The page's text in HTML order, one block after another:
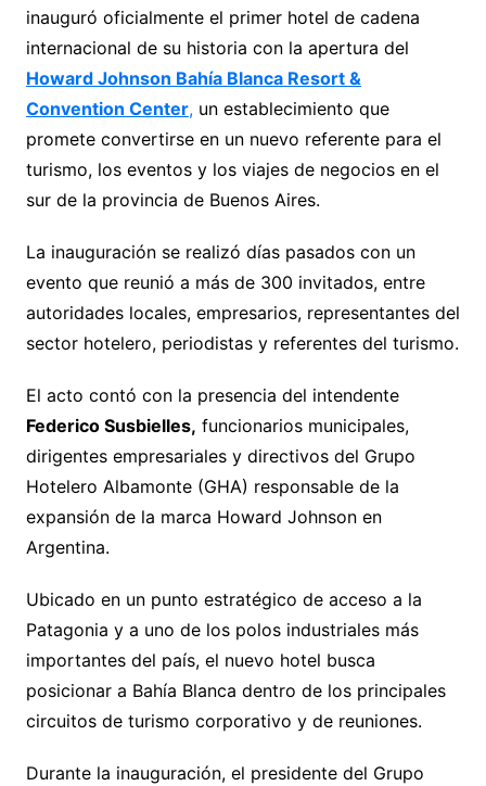
inauguró oficialmente el primer hotel de cadena
internacional de su historia con la apertura del
Howard Johnson Bahía Blanca Resort &
Convention Center,un establecimiento que
promete convertirse en un nuevo referente para el
turismo, los eventos y los viajes de negocios en el
sur de la provincia de Buenos Aires.
La inauguración se realizó días pasados con un
evento que reunió a más de 300 invitados, entre
autoridades locales, empresarios, representantes del
sector hotelero, periodistas y referentes del turismo.
El acto contó con la presencia del intendente
Federico Susbielles, funcionarios municipales,
dirigentes empresariales y directivos del Grupo
Hotelero Albamonte (GHA) responsable de la
expansión de la marca Howard Johnson en
Argentina.
Ubicado en un punto estratégico de acceso a la
Patagonia y a uno de los polos industriales más
importantes del país, el nuevo hotel busca
posicionar a Bahía Blanca dentro de los principales
circuitos de turismo corporativo y de reuniones.
Durante la inauguración, el presidente del Grupo